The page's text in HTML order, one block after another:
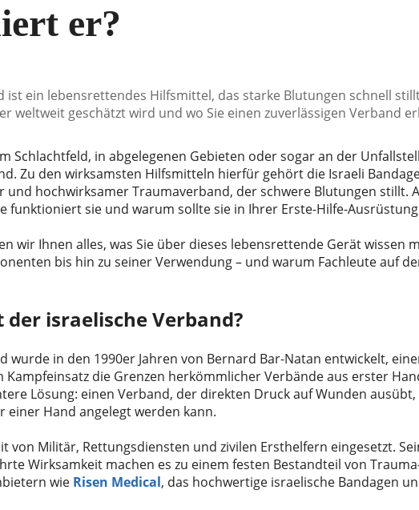
er?
ist ein lebensrettendes Hilfsmittel, das starke Blutungen schnell
weltweit geschätzt wird und wo Sie einen zuverlässigen Verband
Schlachtfeld, in abgelegenen Gebieten oder sogar an der
Zu den wirksamsten Hilfsmitteln hierfür gehört die Israeli
und hochwirksamer Traumaverband, der schwere Blutungen stillt.
funktioniert sie und warum sollte sie in Ihrer Erste-Hilfe-
wir Ihnen alles, was Sie über dieses lebensrettende Gerät wissen
bis hin zu seiner Verwendung – und warum Fachleute auf
israelische Verband?
wurde in den 1990er Jahren von Bernard Bar-Natan entwickelt,
die Grenzen herkömmlicher Verbände aus erster
Lösung: einen Verband, der direkten Druck auf Wunden
einer Hand angelegt werden kann.
von Militär, Rettungsdiensten und zivilen Ersthelfern eingesetzt.
Wirksamkeit machen es zu einem festen Bestandteil von
wie Risen Medical, das hochwertige israelische Bandagen